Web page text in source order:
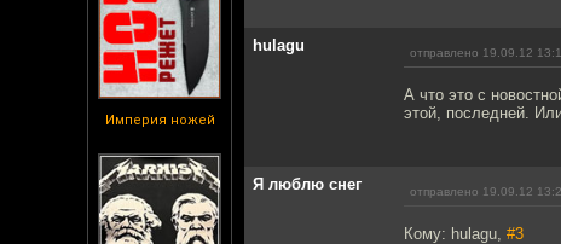
Империя ножей
hulagu отправлено 19.09.12
А что это с
этой, последней.
Я люблю снег отправлено 19.09.12
Кому: hulagu, #3